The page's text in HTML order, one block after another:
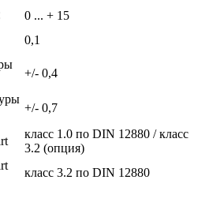
0 ... + 15
0,1
+/- 0,4
+/- 0,7
класс 1.0 по DIN 12880 / класс
3.2 (опция)
класс 3.2 по DIN 12880